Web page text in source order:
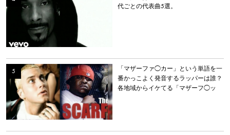
代ごとの代表曲5選。
「マザーファ◯カー」という単語を一
番かっこよく発音するラッパーは誰？
各地域からイケてる「マザーフ◯ッ